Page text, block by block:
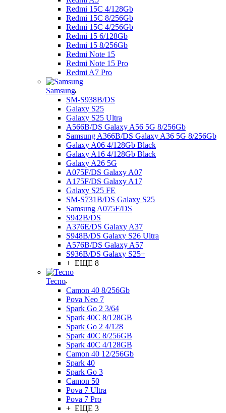
Redmi 15C 4/128Gb
Redmi 15C 8/256Gb
Redmi 15C 4/256Gb
Redmi 15 6/128Gb
Redmi 15 8/256Gb
Redmi Note 15
Redmi Note 15 Pro
Redmi A7 Pro
Samsung
SM-S938B/DS
Galaxy S25
Galaxy S25 Ultra
A566B/DS Galaxy A56 5G 8/256Gb
Samsung A366B/DS Galaxy A36 5G 8/256Gb
Galaxy A06 4/128Gb Black
Galaxy A16 4/128Gb Black
Galaxy A26 5G
A075F/DS Galaxy A07
A175F/DS Galaxy A17
Galaxy S25 FE
SM-S731B/DS Galaxy S25
Samsung A075F/DS
S942B/DS
A376E/DS Galaxy A37
S948B/DS Galaxy S26 Ultra
A576B/DS Galaxy A57
S936B/DS Galaxy S25+
+ ЕЩЕ 8
Tecno
Camon 40 8/256Gb
Pova Neo 7
Spark Go 2 3/64
Spark 40C 8/128GB
Spark Go 2 4/128
Spark 40C 8/256GB
Spark 40C 4/128GB
Camon 40 12/256Gb
Spark 40
Spark Go 3
Camon 50
Pova 7 Ultra
Pova 7 Pro
+ ЕЩЕ 3